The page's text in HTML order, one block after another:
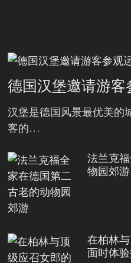
德国汉堡邀请游客
汉堡是德国风景最优美的
客的…
法兰克
物园郊游
在柏林
面时体